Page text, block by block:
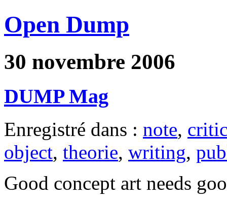
Open Dump
30 novembre 2006
DUMP Mag
Enregistré dans : note,
object, theorie, writing,
Good concept art needs